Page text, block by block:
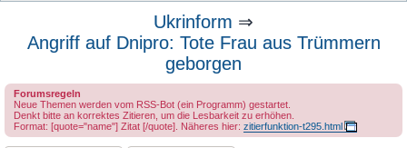
Ukrinform ⇒
Angriff auf Dnipro: Tote Frau aus Trümmern
geborgen
Forumsregeln
Neue Themen werden vom RSS-Bot (ein Programm) gestartet.
Denkt bitte an korrektes Zitieren, um die Lesbarkeit zu erhöhen.
Format: [quote="name"] Zitat [/quote]. Näheres hier: zitierfunktion-t295.html